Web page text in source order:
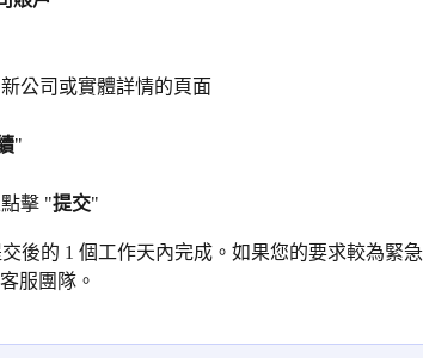
公司或實體詳情的頁面
"
擊 "提交"
後的 1 個工作天內完成。如果您的要求較為緊
服團隊。